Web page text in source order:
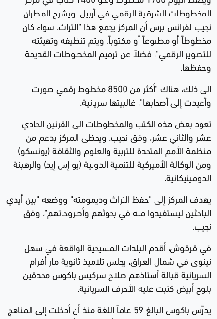
المخطوطات الشرقية الرقمي في أربيل. ويشرح المطران
نجيب لفرانس برس أن المركز يجمع هذا "التراث، سواء كان
مخطوطاً أو مطبوعاً أو مكتوباً. ويتم تنظيفه وتهيئته
للتصوير الرقمي"، فضلاً عن ترميم المخطوطات القديمة
وحفظها.
الى ذلك، هناك "أكثر من 8500 مخطوط رقمي صورت
وأعيدت إلى أصحابها"، غالبيتها سريانية.
تعود بعض هذه الكتب والمخطوطات الى القرنين الحادي
عشر والثاني عشر، وفق نجيب. ويحظى المركز بدعم من
منظمة الأمم المتحدة للتربية والعلوم والثقافة (يونسكو)
ومن الوكالة الأميركية للتنمية الدولية (يو إس إيد) والرهبنة
الدومينيكانية.
يهدف المركز إلى "حفظ التراث وديمومته" ووضعه "بين أيدي
الباحثين ليستفيدوا منه في بحوثهم وأطروحاتهم"، وفق
نجيب.
في قرقوش، أقدم البلدات المسيحية الواقعة في سهل
نينوى في شمال العراق، يجلس تلاميذ ثانوية مار أفرام
السريانية قبالة أستاذهم صلاح سركيس باكوس محدقين
بلوح أبيض كتبت عليه الأحرف السريانية.
يدرّس باكوس البالغ 59 عاماً اللغة منذ أن أدخلت إلى المناهج